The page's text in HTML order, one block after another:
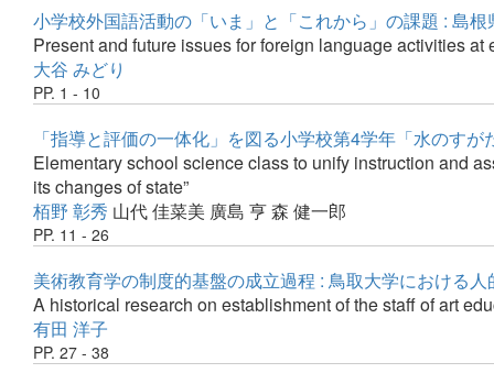
小学校外国語活動の「いま」と「これから」の課題 : 島
Present and future issues for foreign language activities
大谷 みどり
PP. 1 - 10
「指導と評価の一体化」を図る小学校第4学年「水のす
Elementary school science class to unify instruction and
its changes of state”
栢野 彰秀 山代 佳菜美 廣島 亨森 健一郎
PP. 11 - 26
美術教育学の制度的基盤の成立過程 : 鳥取大学における
A historical research on establishment of the staff of art
有田 洋子
PP. 27 - 38